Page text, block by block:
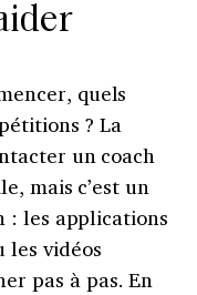
quels
? La
un coach
mais c’est un
: les applications
les vidéos
pas à pas. En